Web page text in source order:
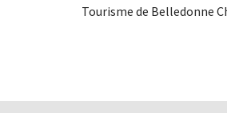
Tourisme de Belledonne